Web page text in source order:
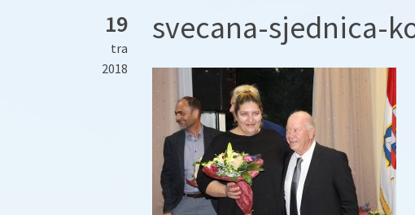
19
tra
2018
svecana-sjednica-